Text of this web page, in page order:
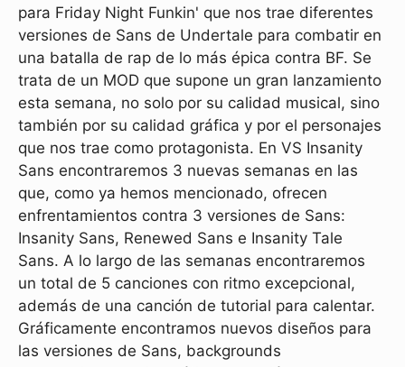
para Friday Night Funkin' que nos trae diferentes
versiones de Sans de Undertale para combatir en
una batalla de rap de lo más épica contra BF. Se
trata de un MOD que supone un gran lanzamiento
esta semana, no solo por su calidad musical, sino
también por su calidad gráfica y por el personajes
que nos trae como protagonista. En VS Insanity
Sans encontraremos 3 nuevas semanas en las
que, como ya hemos mencionado, ofrecen
enfrentamientos contra 3 versiones de Sans:
Insanity Sans, Renewed Sans e Insanity Tale
Sans. A lo largo de las semanas encontraremos
un total de 5 canciones con ritmo excepcional,
además de una canción de tutorial para calentar.
Gráficamente encontramos nuevos diseños para
las versiones de Sans, backgrounds